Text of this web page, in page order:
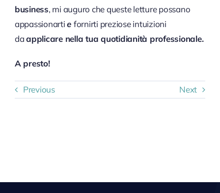
business, mi auguro che queste letture possano
appassionartie fornirti preziose intuizioni
daapplicare nella tua quotidianità professionale.
A presto!
Previous Next